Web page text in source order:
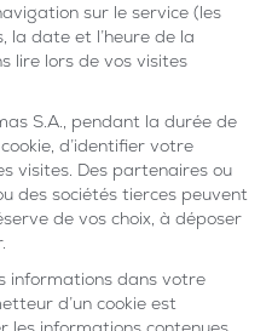
sur le service (les
la date et l’heure de la
lire lors de vos visites
S.A., pendant la durée de
d’identifier votre
visites. Des partenaires ou
des sociétés tierces peuvent
de vos choix, à déposer
informations dans votre
d’un cookie est